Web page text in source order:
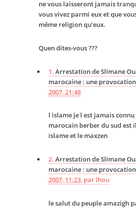
ne vous laisseront jamais
vous vivez parmi eux et que
même religion qu’eux.
Quen dites-vous ???
1. Arrestation de Slimane
marocaine : une
2007, 21:48
l islame je l est jamais connu
marocain berber du sud est
islame et le maxzen
2. Arrestation de Slimane
marocaine : une
2007, 11:23, par lhou
le salut du peuple amazigh